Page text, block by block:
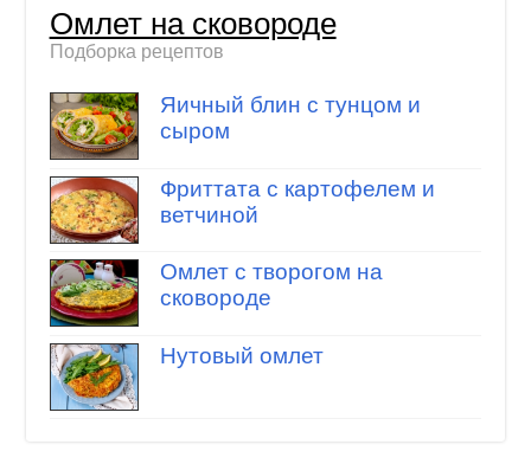
Омлет на сковороде
Подборка рецептов
Яичный блин с тунцом и
сыром
Фриттата с картофелем и
ветчиной
Омлет с творогом на
сковороде
Нутовый омлет